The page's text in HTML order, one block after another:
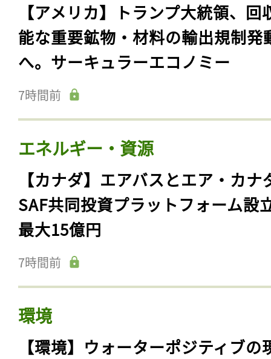
【アメリカ】トランプ大統領、回
能な重要鉱物・材料の輸出規制発
へ。サーキュラーエコノミー
7時間前
エネルギー・資源
【カナダ】エアバスとエア・カナ
SAF共同投資プラットフォーム設
最大15億円
7時間前
環境
【環境】ウォーターポジティブの